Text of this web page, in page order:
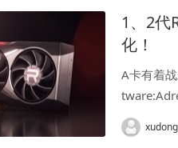
1、2代
化！
A卡有着
xudong